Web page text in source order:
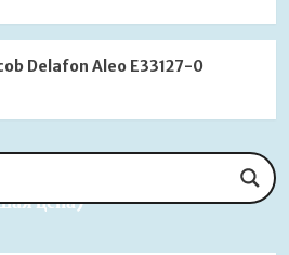
Delafon Aleo E33127-0
Jacob Delafon Brive
цена)